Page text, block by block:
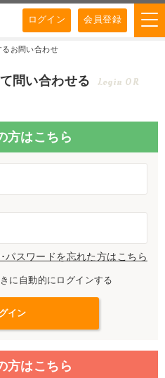
ログイン 会員登録
るお問い合わせ
問い合わせる
Login OR
方はこちら
パスワードを忘れた方はこちら
に自動的にログインする
方はこちら